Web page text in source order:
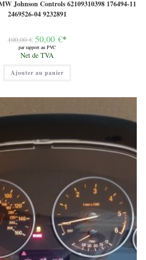
Johnson Controls 62109310398 176494-11
2469526-04 9232891
100,00€ Le
prix
initial
était :
100,00 €.
50,00 €*
par rapport au PVC
Le
prix
actuel
est :
50,00 €.
Net de TVA
Ajouter au panier